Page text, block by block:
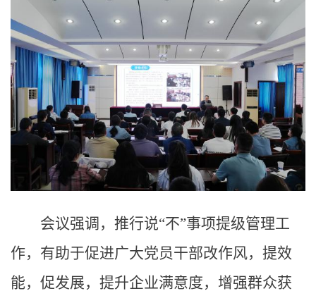
会议强调，推行说“不”事项提级管理工
作，有助于促进广大党员干部改作风，提效
能，促发展，提升企业满意度，增强群众获